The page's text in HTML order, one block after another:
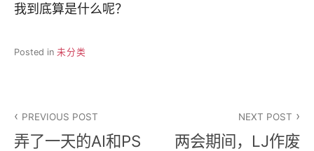
我到底算是什么呢？
Posted in 未分类
章
PREVIOUS POST
弄了一天的AI和PS
NEXT POST
两会期间，LJ作废